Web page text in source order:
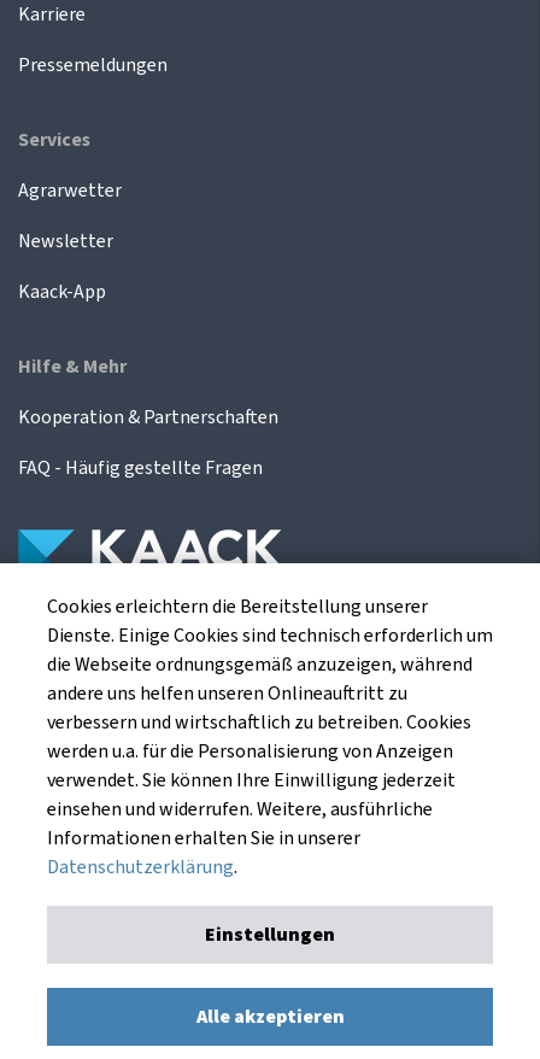
Karriere
Pressemeldungen
Services
Agrarwetter
Newsletter
Kaack-App
Hilfe & Mehr
Kooperation & Partnerschaften
FAQ - Häufig gestellte Fragen
Die Kaack Terminhandel GmbH ist ein
Finanzdienstleistungsinstitut für die europäischen
Agrarterminbörsen.
Kaack Terminhandel GmbH
Am Markt 8
49661 Cloppenburg
Datenschutzerklärung
Cookies erleichtern die Bereitstellung unserer
Dienste. Einige Cookies sind technisch erforderlich um
die Webseite ordnungsgemäß anzuzeigen, während
andere uns helfen unseren Onlineauftritt zu
verbessern und wirtschaftlich zu betreiben. Cookies
werden u.a. für die Personalisierung von Anzeigen
verwendet. Sie können Ihre Einwilligung jederzeit
einsehen und widerrufen. Weitere, ausführliche
Informationen erhalten Sie in unserer
Datenschutzerklärung.
Einstellungen
Alle akzeptieren